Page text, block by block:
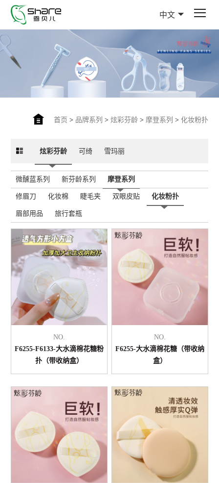
中文
首页 > 品牌系列 > 炫彩芬龄> 摩登系列 > 化妆粉扑
炫彩芬龄 可绮 雪玛丽
微醺蓝系列 新芬龄系列 摩登系列
修眉刀 化妆棉 睫毛夹 双眼皮贴 化妆粉扑
眉部用品 旅行套瓶
NO.
F6255-F6133-大水滴棉花糖粉
扑（带收纳盒）
NO.
F6255-大水滴棉花糖（带收纳
盒）